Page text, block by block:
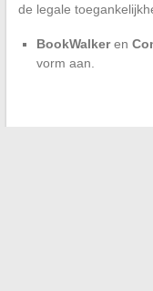
de legale
BookWalkeren
vorm aan.